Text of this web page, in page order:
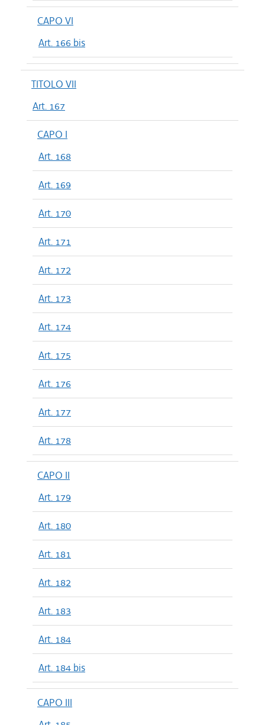
CAPO VI
Art. 166 bis
TITOLO VII
Art. 167
CAPO I
Art. 168
Art. 169
Art. 170
Art. 171
Art. 172
Art. 173
Art. 174
Art. 175
Art. 176
Art. 177
Art. 178
CAPO II
Art. 179
Art. 180
Art. 181
Art. 182
Art. 183
Art. 184
Art. 184 bis
CAPO III